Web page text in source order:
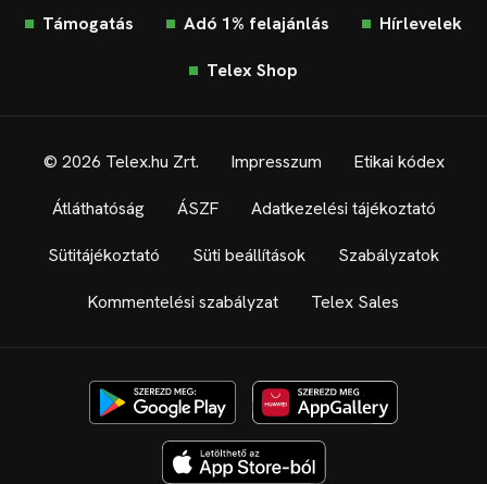
Támogatás Adó 1% felajánlás Hírlevelek
Telex Shop
© 2026 Telex.hu Zrt. Impresszum Etikai kódex
Átláthatóság ÁSZF Adatkezelési tájékoztató
Sütitájékoztató Süti beállítások Szabályzatok
Kommentelési szabályzat Telex Sales